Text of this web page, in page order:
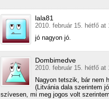
lala81
2010. február 15. hétfő at
jó nagyon jó.
Dombimedve
2010. február 15. hétfő at
Nagyon tetszik, bár nem
(Litvánia dala szerintem
szívesen, mi meg jogos volt